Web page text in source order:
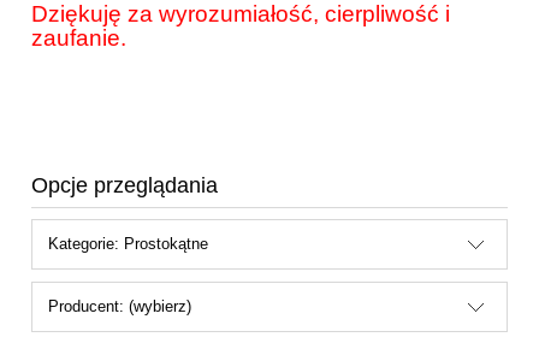
Dziękuję za wyrozumiałość, cierpliwość i
zaufanie.
Opcje przeglądania
Kategorie: Prostokątne
Producent: (wybierz)